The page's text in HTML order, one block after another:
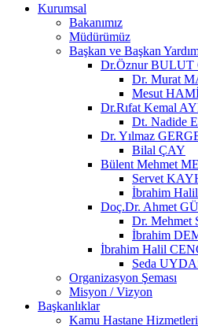
Kurumsal
Bakanımız
Müdürümüz
Başkan ve Başkan
Dr.Öznur BULUT
Dr. Murat
Mesut
Dr.Rıfat Kemal
Dt. Nadide
Dr. Yılmaz
Bilal ÇAY
Bülent Mehmet
Servet
İbrahim
Doç.Dr. Ahmet
Dr. Mehmet
İbrahim
İbrahim Halil
Seda
Organizasyon Şeması
Misyon / Vizyon
Başkanlıklar
Kamu Hastane Hizmetleri